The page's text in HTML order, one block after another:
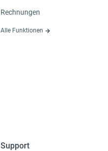
Rechnungen
Alle Funktionen
Support